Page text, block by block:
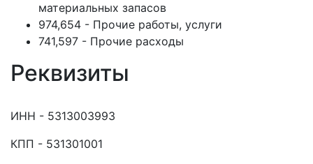
материальных запасов
974,654 - Прочие работы, услуги
741,597 - Прочие расходы
Реквизиты
ИНН - 5313003993
КПП - 531301001